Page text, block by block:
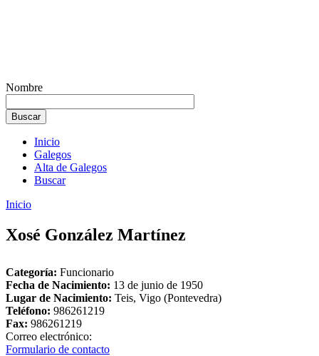
Nombre
Inicio
Galegos
Alta de Galegos
Buscar
Inicio
Xosé González Martínez
Categoría: Funcionario
Fecha de Nacimiento: 13 de junio de 1950
Lugar de Nacimiento: Teis, Vigo (Pontevedra)
Teléfono: 986261219
Fax: 986261219
Correo electrónico:
Formulario de contacto